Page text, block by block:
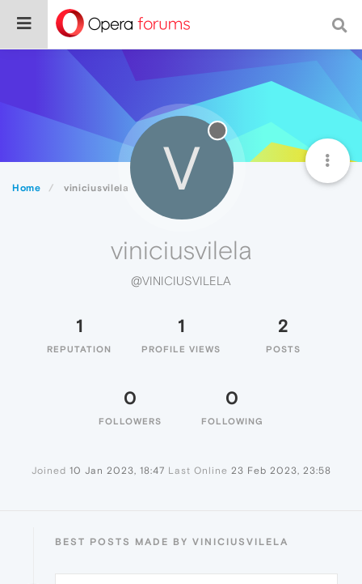
Home viniciusvilela V
viniciusvilela
@VINICIUSVILELA
1
REPUTATION
1
PROFILE VIEWS
2
POSTS
0
FOLLOWERS
0
FOLLOWING
Joined 10 Jan 2023, 18:47 Last Online 23 Feb 2023, 23:58
BEST POSTS MADE BY VINICIUSVILELA